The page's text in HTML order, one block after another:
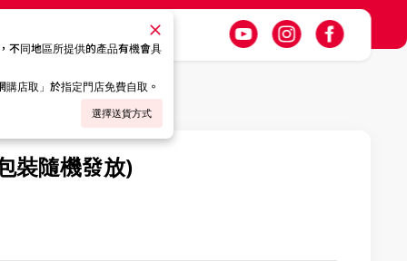
不同地區所提供的產品有機會具
店取」於指定門店免費自取。
選擇送貨方式
裝隨機發放)